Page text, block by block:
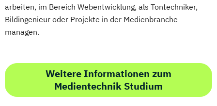
arbeiten, im Bereich Webentwicklung, als Tontechniker,
Bildingenieur oder Projekte in der Medienbranche
managen.
Weitere Informationen zum
Medientechnik Studium